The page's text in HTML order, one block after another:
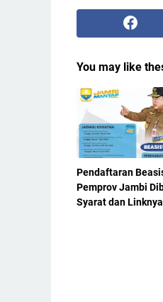
You may like
Pendaftaran
Pemprov Jambi
Syarat dan